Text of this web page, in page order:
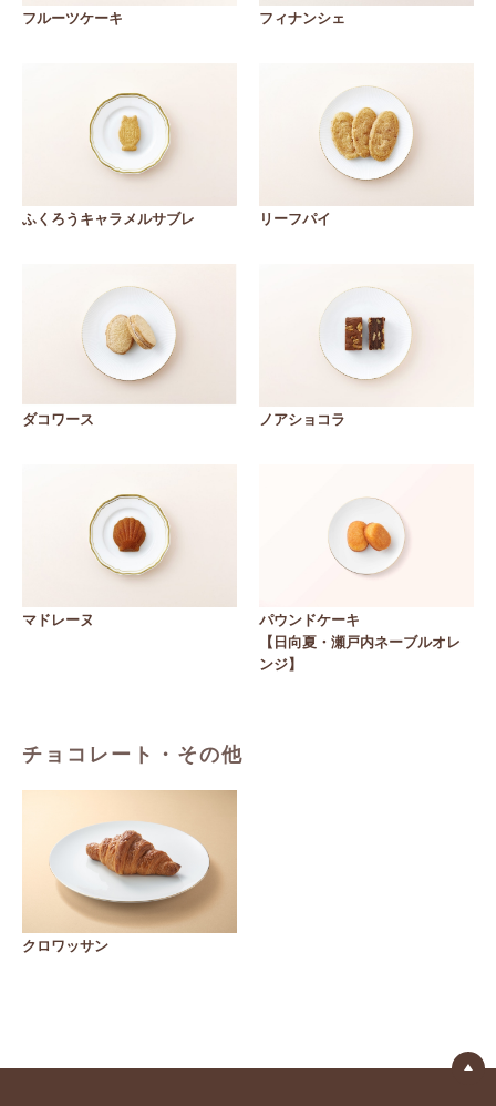
フルーツケーキ フィナンシェ
ふくろうキャラメルサブレ リーフパイ
ダコワース ノアショコラ
マドレーヌ
パウンドケーキ
【日向夏・瀬戸内ネーブルオレ
ンジ】
チョコレート・その他
クロワッサン